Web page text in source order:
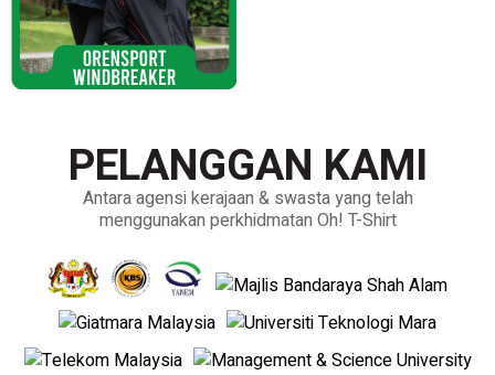
PELANGGAN KAMI
Antara agensi kerajaan & swasta yang telah
menggunakan perkhidmatan Oh! T-Shirt